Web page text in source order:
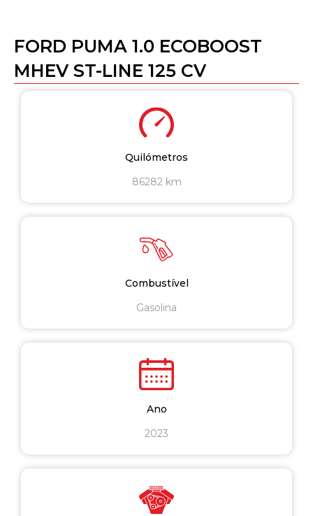
FORD PUMA 1.0 ECOBOOST
MHEV ST-LINE 125 CV
Quilómetros
86282 km
Combustível
Gasolina
Ano
2023